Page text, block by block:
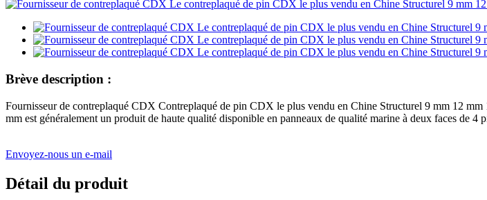
Brève description :
Fournisseur de contreplaqué CDX Contreplaqué de pin CDX le plus vendu en Chine Structurel 9 mm 12
mm est généralement un produit de haute qualité disponible en panneaux de qualité marine à deux faces de 4
Envoyez-nous un e-mail
Détail du produit